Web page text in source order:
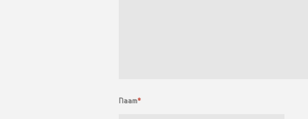
Naam*